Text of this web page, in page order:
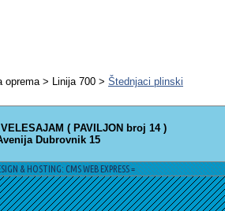
oprema > Linija 700 > Štednjaci plinski
( PAVILJON broj 14 )
Dubrovnik 15
& HOSTING: CMS WEB EXPRESS =